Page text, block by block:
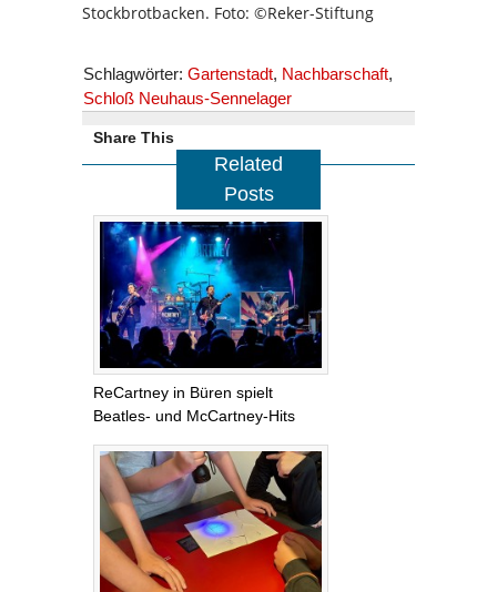
Stockbrotbacken. Foto: ©Reker-Stiftung
Schlagwörter: Gartenstadt, Nachbarschaft,
Schloß Neuhaus-Sennelager
Share This
Related
Posts
ReCartney in Büren spielt
Beatles- und McCartney-Hits